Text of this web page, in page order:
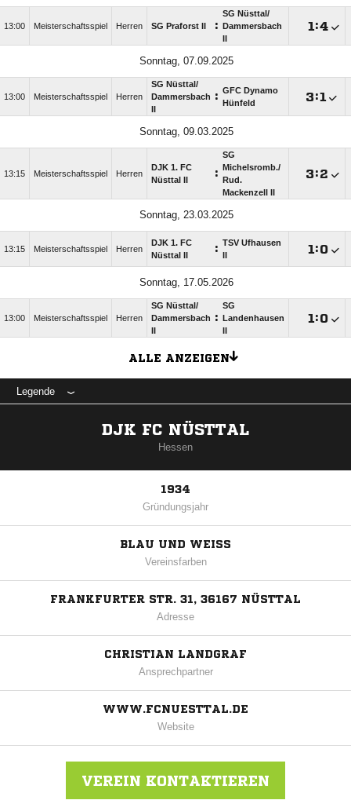
13:00 Meisterschaftsspiel Herren SG Praforst II :
SG Nüsttal/​
Dammersbach
:
Sonntag, 07.09.2025
13:00 Meisterschaftsspiel Herren
SG Nüsttal/​
Dammersbach : GFC Dynamo
Hünfeld
:
Sonntag, 09.03.2025
13:15 Meisterschaftsspiel Herren
DJK 1. FC
Nüsttal II
:
SG
Michelsromb./​
Rud.
Mackenzell II
:
Sonntag, 23.03.2025
13:15 Meisterschaftsspiel Herren
DJK 1. FC
Nüsttal II
: TSV Ufhausen
:
Sonntag, 17.05.2026
13:00 Meisterschaftsspiel Herren
SG Nüsttal/​
Dammersbach :
SG
Landenhausen
:
ALLE ANZEIGEN
Legende
DJK FC NÜSTTAL
Hessen
1934
Gründungsjahr
BLAU UND WEISS
Vereinsfarben
FRANKFURTER STR. 31, 36167 NÜSTTAL
Adresse
CHRISTIAN LANDGRAF
Ansprechpartner
WWW.FCNUESTTAL.DE
Website
VEREIN KONTAKTIEREN